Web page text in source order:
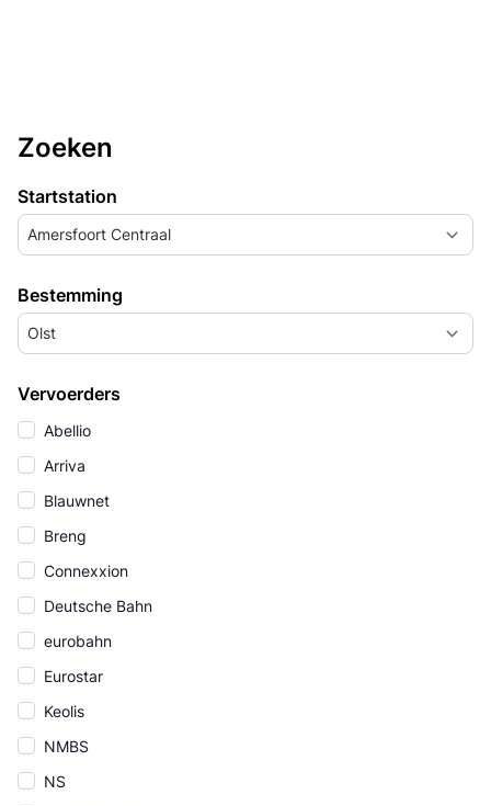
Zoeken
Startstation
Amersfoort Centraal
Bestemming
Olst
Vervoerders
Abellio
Arriva
Blauwnet
Breng
Connexxion
Deutsche Bahn
eurobahn
Eurostar
Keolis
NMBS
NS